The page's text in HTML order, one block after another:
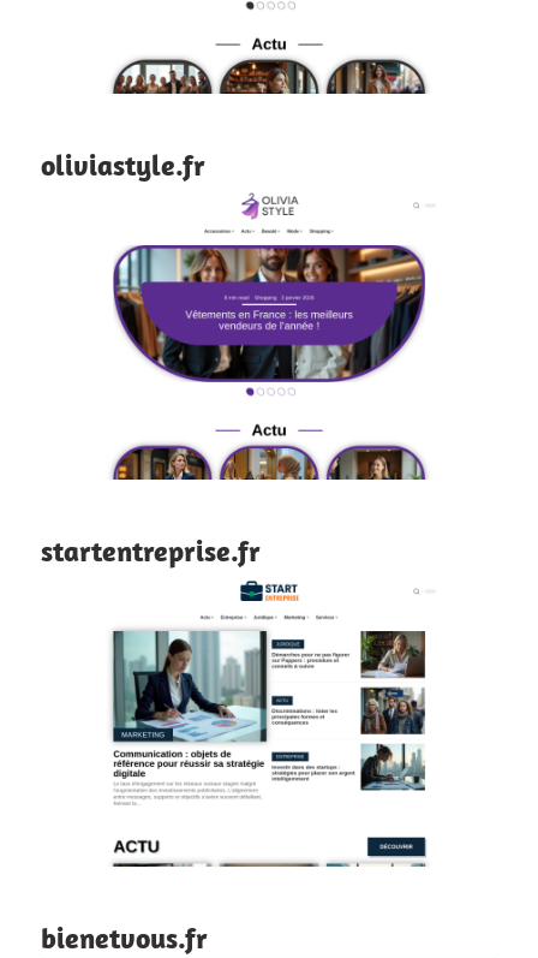
oliviastyle.fr
startentreprise.fr
bienetvous.fr